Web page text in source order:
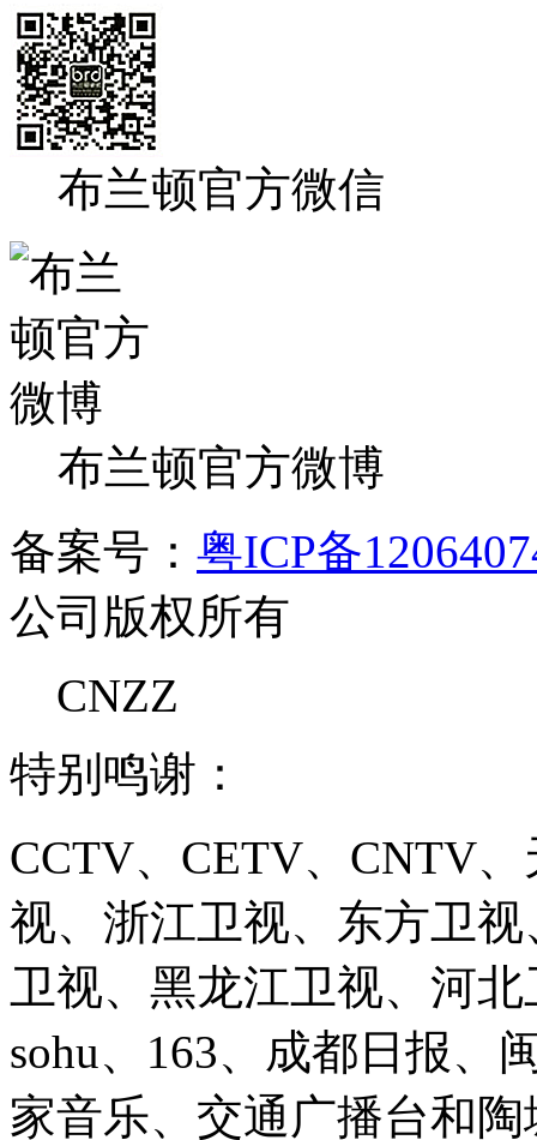
布兰顿官方微信
布兰顿官方微博
备案号： 粤ICP备
公司版权所有
CNZZ
特别鸣谢：
CCTV、CETV、CNTV
视、浙江卫视、东方卫
卫视、黑龙江卫视、河北
sohu、163、成都日报、
家音乐、交通广播台和